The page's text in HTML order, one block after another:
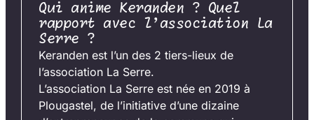
Qui anime Keranden ? Quel
rapport avec l’association La
Serre ?
Keranden est l’un des 2 tiers-lieux de
l’association La Serre.
L’association La Serre est née en 2019 à
Plougastel, de l’initiative d’une dizaine